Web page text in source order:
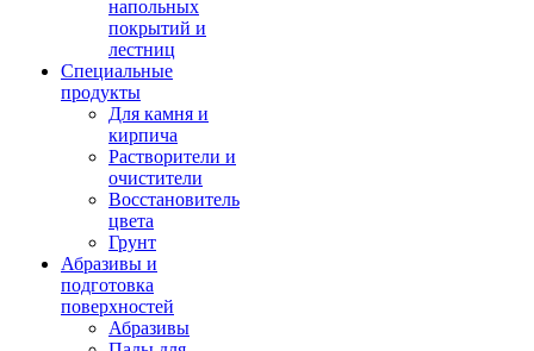
напольных
покрытий и
лестниц
Специальные
продукты
Для камня и
кирпича
Растворители и
очистители
Восстановитель
цвета
Грунт
Абразивы и
подготовка
поверхностей
Абразивы